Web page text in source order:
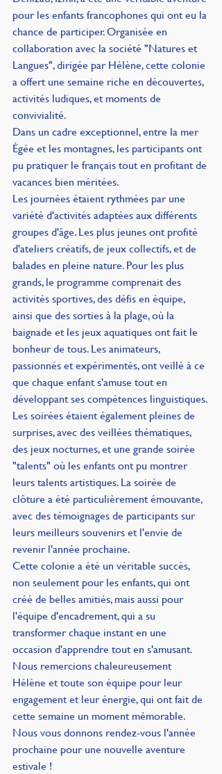
pour les enfants francophones qui ont eu la
chance de participer. Organisée en
collaboration avec la société "Natures et
Langues", dirigée par Hélène, cette colonie
a offert une semaine riche en découvertes,
activités ludiques, et moments de
convivialité.
Dans un cadre exceptionnel, entre la mer
Égée et les montagnes, les participants ont
pu pratiquer le français tout en profitant de
vacances bien méritées.
Les journées étaient rythmées par une
variété d'activités adaptées aux différents
groupes d'âge. Les plus jeunes ont profité
d'ateliers créatifs, de jeux collectifs, et de
balades en pleine nature. Pour les plus
grands, le programme comprenait des
activités sportives, des défis en équipe,
ainsi que des sorties à la plage, où la
baignade et les jeux aquatiques ont fait le
bonheur de tous. Les animateurs,
passionnés et expérimentés, ont veillé à ce
que chaque enfant s'amuse tout en
développant ses compétences linguistiques.
Les soirées étaient également pleines de
surprises, avec des veillées thématiques,
des jeux nocturnes, et une grande soirée
"talents" où les enfants ont pu montrer
leurs talents artistiques. La soirée de
clôture a été particulièrement émouvante,
avec des témoignages de participants sur
leurs meilleurs souvenirs et l'envie de
revenir l'année prochaine.
Cette colonie a été un véritable succès,
non seulement pour les enfants, qui ont
créé de belles amitiés, mais aussi pour
l'équipe d'encadrement, qui a su
transformer chaque instant en une
occasion d'apprendre tout en s'amusant.
Nous remercions chaleureusement
Hélène et toute son équipe pour leur
engagement et leur énergie, qui ont fait de
cette semaine un moment mémorable.
Nous vous donnons rendez-vous l'année
prochaine pour une nouvelle aventure
estivale !